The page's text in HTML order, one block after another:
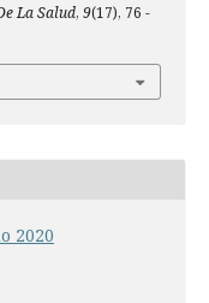
La Salud, 9(17), 76 -
2020